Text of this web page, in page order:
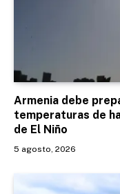
Armenia debe
temperaturas de
de El Niño
5 agosto, 2026